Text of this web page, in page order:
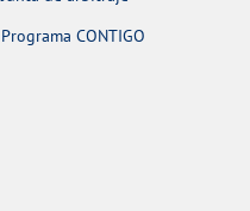
Programa CONTIGO